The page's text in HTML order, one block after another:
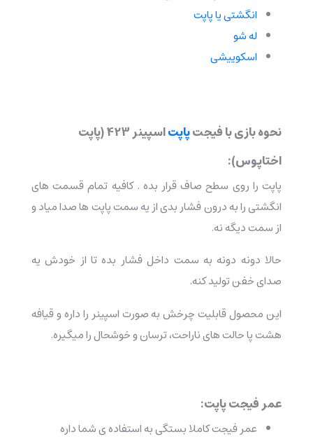
انگشتی یا پاپت
له شو
اسکوییشی
نحوه بازی با فیجتپاپت
اسپینر 423 (پاپت
اختاپوس):
پاپت را روی سطح صاف قرار بده . کافیه تمام قسمت های
انگشتی را به درون فشار بدی از یه سمت پاپت ها صدا میاد و
از سمت دیگه نه.
حالا دونه دونه به سمت داخل فشار بده تا از خودش یه
صدای خفن تولید کنه.
این محصول قابلیت چرخش به صورت اسپینر را داره و قیافه
هشت پا حالت های ناراحت، ترسان و خوشحال را میگیره.
عمر فیجت پاپت:
عمر فیجت کاملا بستگی به استفاده ی شما داره